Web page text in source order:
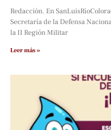
Redacción. En
Secretaría de la Defensa
la II Región Militar
Leer más »